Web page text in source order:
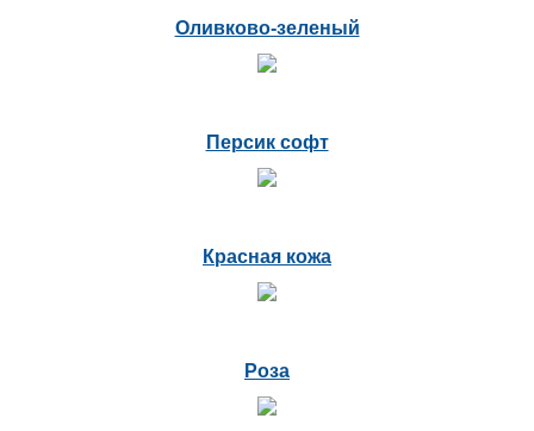
Оливково-зеленый
Персик софт
Красная кожа
Роза